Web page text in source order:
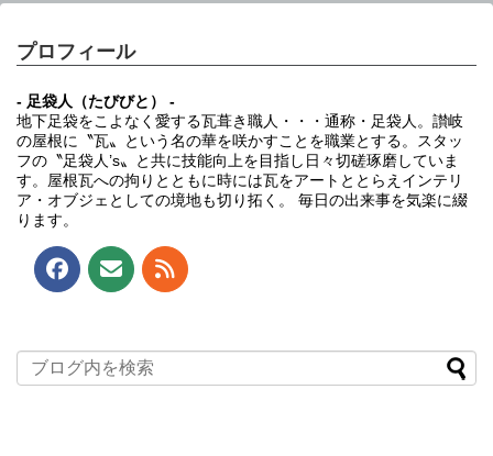
プロフィール
- 足袋人（たびびと） -
地下足袋をこよなく愛する瓦葺き職人・・・通称・足袋人。讃岐
の屋根に〝瓦〟という名の華を咲かすことを職業とする。スタッ
フの〝足袋人’s〟と共に技能向上を目指し日々切磋琢磨していま
す。屋根瓦への拘りとともに時には瓦をアートととらえインテリ
ア・オブジェとしての境地も切り拓く。 毎日の出来事を気楽に綴
ります。